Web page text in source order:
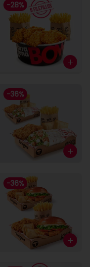
-28%
-36%
-36%